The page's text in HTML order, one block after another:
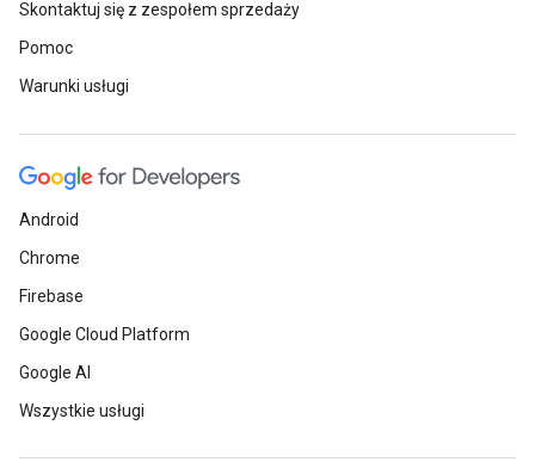
Skontaktuj się z zespołem sprzedaży
Pomoc
Warunki usługi
Android
Chrome
Firebase
Google Cloud Platform
Google AI
Wszystkie usługi